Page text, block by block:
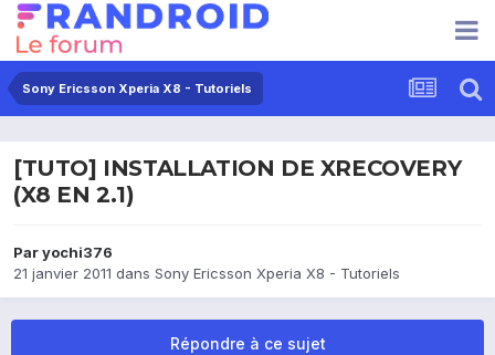
Sony Ericsson Xperia X8 - Tutoriels
[TUTO] INSTALLATION DE XRECOVERY
(X8 EN 2.1)
Paryochi376
21 janvier 2011 dans Sony Ericsson Xperia X8 - Tutoriels
Répondre à ce sujet